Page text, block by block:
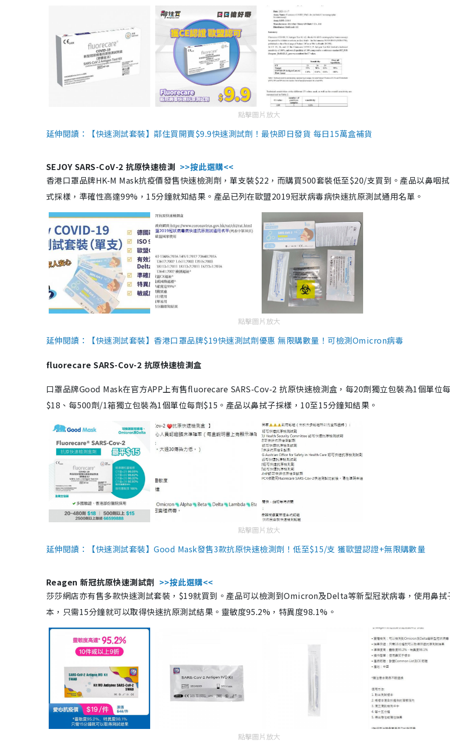
點擊圖片放大
延伸閱讀：【快速測試套裝】鄰住買開賣$9.9快速測試劑！最快即日發貨 每日15萬盒補貨
SEJOY SARS-CoV-2 抗原快速檢測 >>按此選購<<
香港口罩品牌HK-M Mask抗疫價發售快速檢測劑，單支裝$22，而購買500套裝低至$20/支買到。產品以鼻咽
式採樣，準確性高達99%，15分鐘就知結果。產品已列在歐盟2019冠狀病毒病快速抗原測試通用名單。
點擊圖片放大
延伸閱讀：【快速測試套裝】香港口罩品牌$19快速測試劑優惠 無限購數量！可檢測Omicron病毒
fluorecare SARS-Cov-2 抗原快速檢測盒
口罩品牌Good Mask在官方APP上有售fluorecare SARS-Cov-2 抗原快速檢測盒，每20劑獨立包裝為1個單位
$18、每500劑/1箱獨立包裝為1個單位每劑$15。產品以鼻拭子採樣，10至15分鐘知結果。
點擊圖片放大
延伸閱讀：【快速測試套裝】Good Mask發售3款抗原快速檢測劑！低至$15/支 獲歐盟認證+無限購數量
Reagen 新冠抗原快速測試劑 >>按此選購<<
莎莎網店亦有售多款快速測試套裝，$19就買到。產品可以檢測到Omicron及Delta等新型冠狀病毒，使用鼻拭
本，只需15分鐘就可以取得快速抗原測試結果。靈敏度95.2%，特異度98.1%。
點擊圖片放大